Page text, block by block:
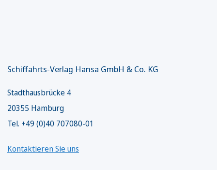
Schiffahrts-Verlag Hansa GmbH & Co. KG
Stadthausbrücke 4
20355 Hamburg
Tel. +49 (0)40 707080-01
Kontaktieren Sie uns